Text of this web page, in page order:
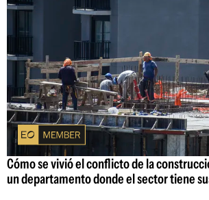
Cómo se vivió el conflicto de la
un departamento donde el sector tiene